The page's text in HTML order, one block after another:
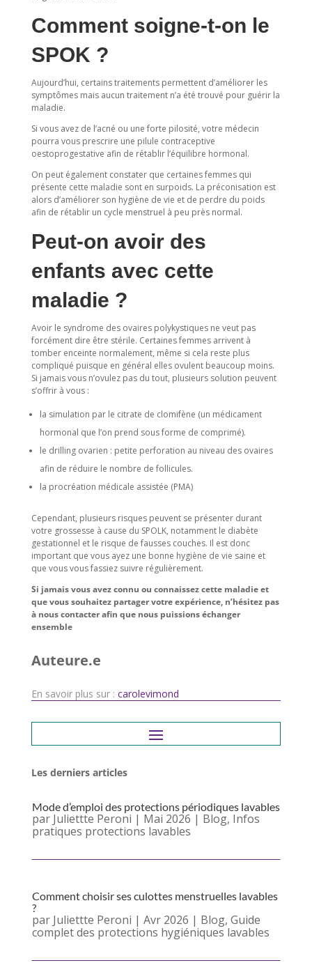
Comment soigne-t-on le
SPOK ?
Aujourd’hui, certains traitements permettent d’améliorer les
symptômes mais aucun traitement n’a été trouvé pour guérir la
maladie.
Si vous avez de l’acné ou une forte pilosité, votre médecin
pourra vous prescrire une pilule contraceptive
oestoprogestative afin de rétablir l’équilibre hormonal.
On peut également constater que certaines femmes qui
présente cette maladie sont en surpoids. La préconisation est
alors d’améliorer son hygiène de vie et de perdre du poids
afin de rétablir un cycle menstruel à peu près normal.
Peut-on avoir des
enfants avec cette
maladie ?
Avoir le syndrome des ovaires polykystiques ne veut pas
forcément dire être stérile. Certaines femmes arrivent à
tomber enceinte normalement, même si cela reste plus
compliqué puisque en général elles ovulent beaucoup moins.
Si jamais vous n’ovulez pas du tout, plusieurs solution peuvent
s’offrir à vous :
la simulation par le citrate de clomifène (un médicament
hormonal que l’on prend sous forme de comprimé).
le drilling ovarien : petite perforation au niveau des ovaires
afin de réduire le nombre de follicules.
la procréation médicale assistée (PMA)
Cependant, plusieurs risques peuvent se présenter durant
votre grossesse à cause du SPOLK, notamment le diabète
gestationnel et le risque de fausses couches. Il est donc
important que vous ayez une bonne hygiène de vie saine et
que vous vous fassiez suivre régulièrement.
Si jamais vous avez connu ou connaissez cette maladie et
que vous souhaitez partager votre expérience, n’hésitez pas
à nous contacter afin que nous puissions échanger
ensemble
Auteure.e
En savoir plus sur : carolevimond
Les derniers articles
Mode d’emploi des protections périodiques lavables
par Juliettte Peroni | Mai 2026 | Blog, Infos
pratiques protections lavables
Comment choisir ses culottes menstruelles lavables
?
par Juliettte Peroni | Avr 2026 | Blog, Guide
complet des protections hygiéniques lavables